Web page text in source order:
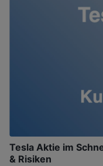
Tesla Aktie im
& Risiken